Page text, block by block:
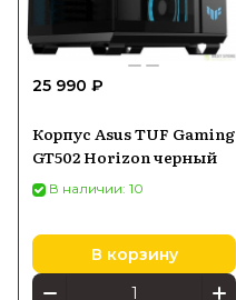
25 990 ₽
Корпус Asus TUF Gaming
GT502 Horizon черный
В наличии: 10
В корзину